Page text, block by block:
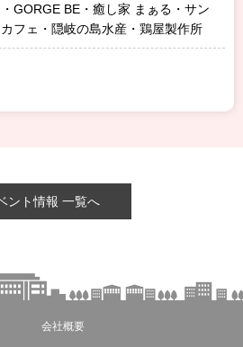
・GORGE BE・癒し家 まぁる・サン
フェ・隠岐の島水産・鶏屋製作所
ント情報 一覧へ
会社概要